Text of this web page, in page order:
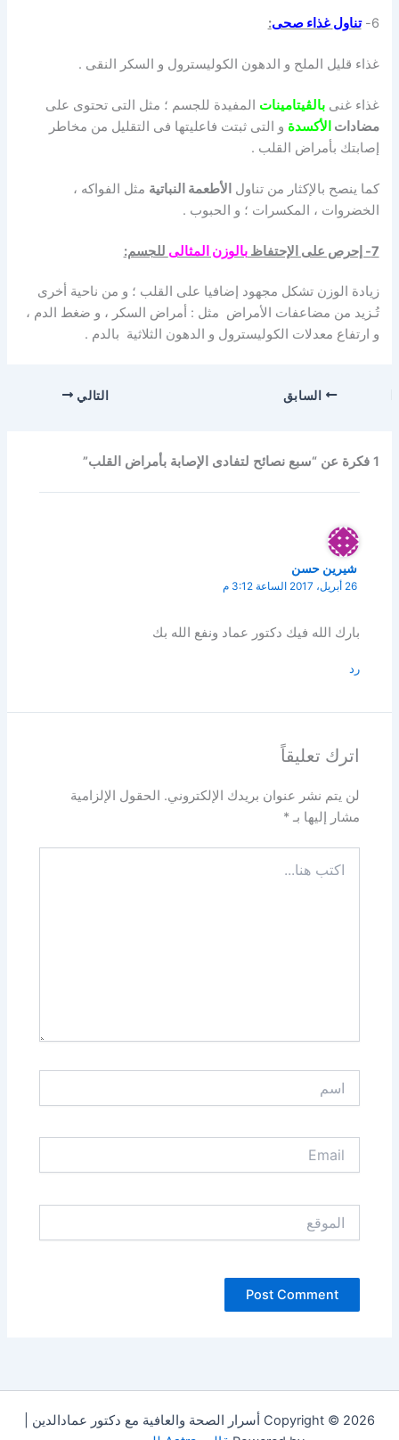
6- تناول غذاء صحى:
غذاء قليل الملح و الدهون الكوليسترول و السكر النقى .
غذاء غنىبالڤيتامينات المفيدة للجسم ؛ مثل التى تحتوى على
مضادات الأكسدة و التى ثبتت فاعليتها فى التقليل من مخاطر
إصابتك بأمراض القلب .
كما ينصح بالإكثار من تناول الأطعمة النباتية مثل الفواكه ،
الخضروات ، المكسرات ؛ و الحبوب .
7- إحرص على الإحتفاظ بالوزن المثالى للجسم:
زيادة الوزن تشكل مجهود إضافيا على القلب ؛ و من ناحية أخرى
تُـزيد من مضاعفات الأمراض مثل : أمراض السكر ، و ضغط الدم ،
و ارتفاع معدلات الكوليسترول و الدهون الثلاثية بالدم .
السابق التالي
1 فكرة عن “سبع نصائح لتفادى الإصابة بأمراض القلب”
شيرين حسن
26 أبريل، 2017 الساعة 3:12 م
بارك الله فيك دكتور عماد ونفع الله بك
رد
اترك تعليقاً
لن يتم نشر عنوان بريدك الإلكتروني. الحقول الإلزامية
مشار إليها بـ*
هنا...
Copyright © 2026 أسرار الصحة والعافية مع دكتور عمادالدين |